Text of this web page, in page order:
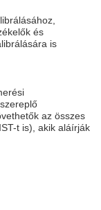
és
is
az összes
t is), akik aláírják